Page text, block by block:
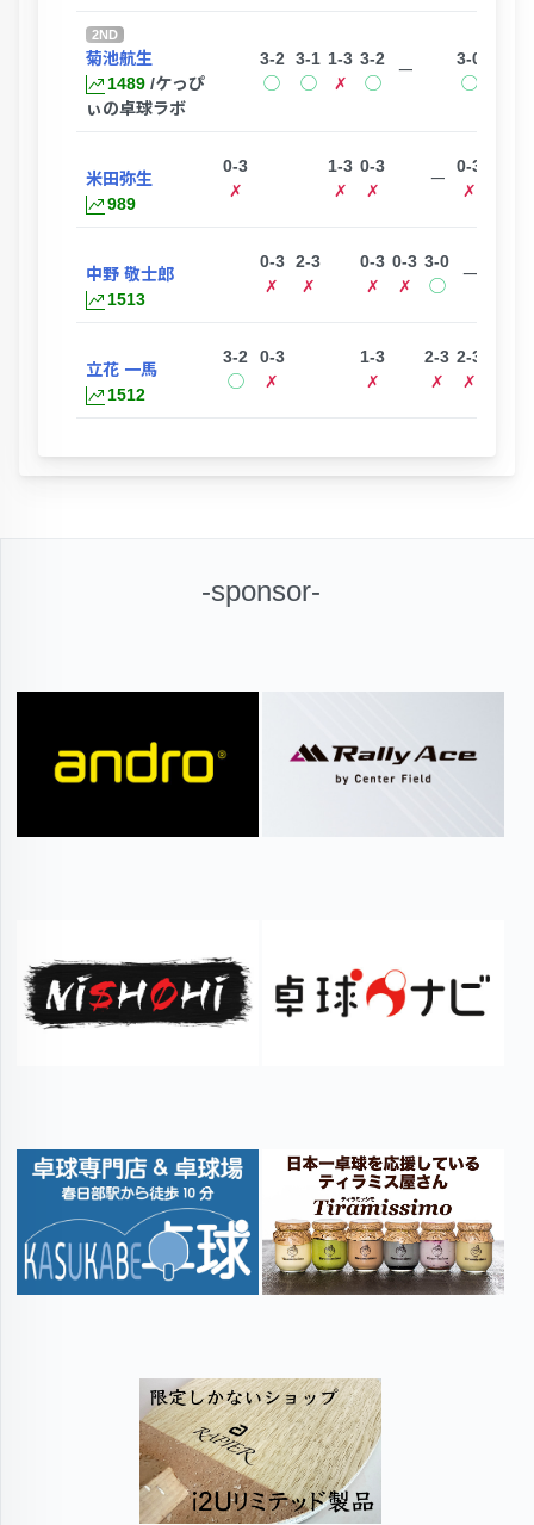
2ND
菊池航生
1489 /ケっぴ
ぃの卓球ラボ
3-2
◯
3-1
◯
1-3
✗
3-2
◯
ー
3-0
◯
米田弥生
989
0-3
✗
1-3
✗
0-3
✗
ー
0-3
✗
中野 敬士郎
1513
0-3
✗
2-3
✗
0-3
✗
0-3
✗
3-0
◯
ー
立花 一馬
1512
3-2
◯
0-3
✗
1-3
✗
2-3
✗
2-3
✗
-sponsor-